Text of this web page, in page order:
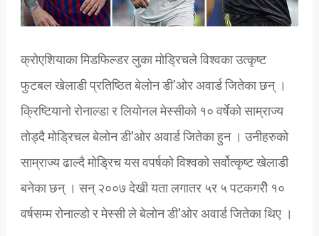
क्रोएशियाका मिडफिल्डर लुका मोड्रिचले विश्वका उत्कृष्ट
फुटबल खेलाडी प्रतिष्ठित बेलोन डी’ओर अवार्ड जितेका छन् ।
क्रिष्टियानो रोनाल्डा र लियोनल मेस्सीको १० वर्षेको साम्राज्य
तोड्दै मोड्रिचल बेलोन डी’ओर अवार्ड जितेका हुन । उनीहरुको
साम्राज्य ढाल्दै मोड्रिच यस वपर्षको विश्वको सर्वोत्कृष्ट खेलाडी
बनेका छन् । सन् २००७ देखी यता लगातर ५र ५ पटकगरीे १०
वर्षसम्म रोनाल्डो र मेस्सी ले बेलोन डी’ओर अवार्ड जितेका थिए ।